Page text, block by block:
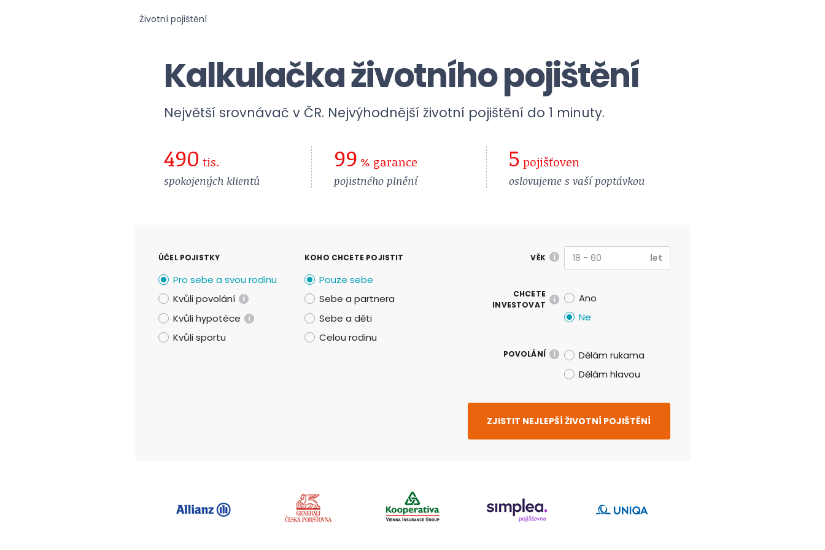
Životní pojištění
Kalkulačka životního pojištění
Největší srovnávač v ČR. Nejvýhodnější životní pojištění do 1 minuty.
490 tis.
spokojených klientů
99 % garance
pojistného plnění
5 pojišťoven
oslovujeme s vaší poptávkou
ÚČEL POJISTKY
Pro sebe a svou rodinu
Kvůli povolání
i
Kvůli hypotéce i
Kvůli sportu
KOHO CHCETE POJISTIT
Pouze sebe
Sebe a partnera
Sebe a děti
Celou rodinu
VĚK i
CHCETE
INVESTOVAT
i
Ano
Ne
POVOLÁNÍ i
Dělám rukama
Dělám hlavou